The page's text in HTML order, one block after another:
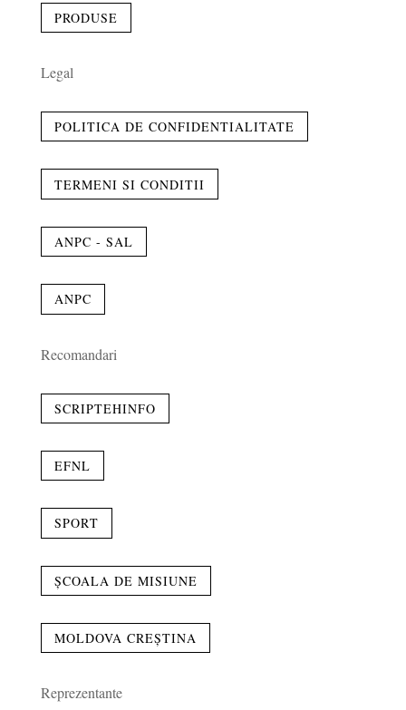
PRODUSE
Legal
POLITICA DE CONFIDENTIALITATE
TERMENI SI CONDITII
ANPC - SAL
ANPC
Recomandari
SCRIPTEHINFO
EFNL
SPORT
ȘCOALA DE MISIUNE
MOLDOVA CREȘTINA
Reprezentante